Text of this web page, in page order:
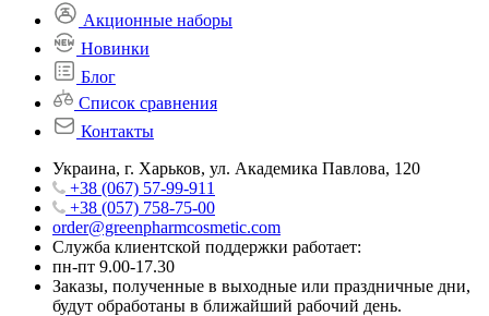
Акционные наборы
Новинки
Блог
Список сравнения
Контакты
Украина, г. Харьков, ул. Академика Павлова, 120
+38 (067) 57-99-911
+38 (057) 758-75-00
order@greenpharmcosmetic.com
Служба клиентской поддержки работает:
пн-пт 9.00-17.30
Заказы, полученные в выходные или праздничные дни,
будут обработаны в ближайший рабочий день.